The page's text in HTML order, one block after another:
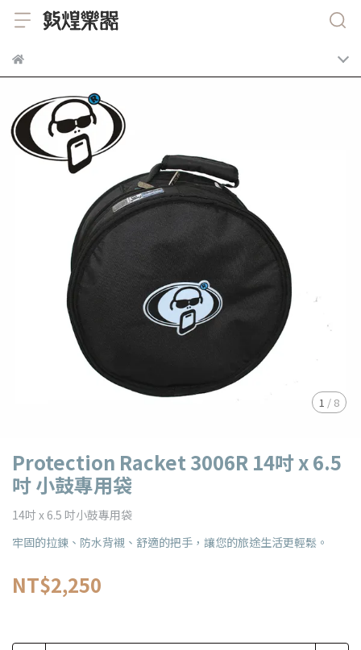
1 / 8
Protection Racket 3006R 14吋 x 6.5
吋 小鼓專用袋
14吋 x 6.5 吋小鼓專用袋
牢固的拉鍊、防水背襯、舒適的把手，讓您的旅途生活更輕鬆。
NT$2,250